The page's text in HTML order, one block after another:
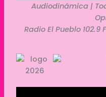
Audiodinámica |
Radio El Pueblo